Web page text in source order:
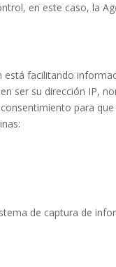
en este caso, la
facilitando
ser su dirección IP,
para
de captura de